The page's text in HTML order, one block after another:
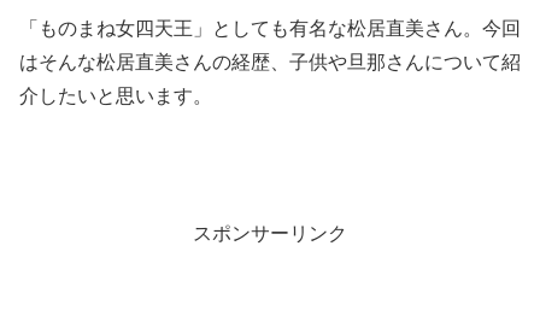
「ものまね女四天王」としても有名な松居直美さん。今回
はそんな松居直美さんの経歴、子供や旦那さんについて紹
介したいと思います。
スポンサーリンク